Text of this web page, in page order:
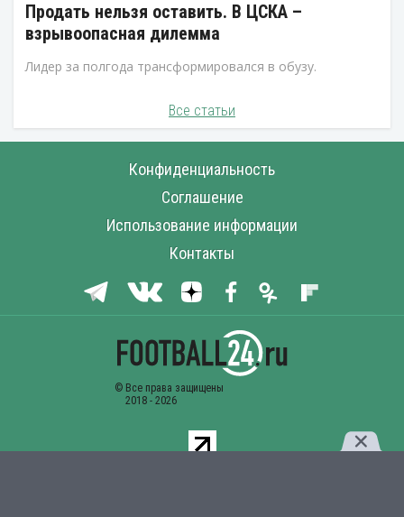
Продать нельзя оставить. В ЦСКА –
взрывоопасная дилемма
Лидер за полгода трансформировался в обузу.
Все статьи
Конфиденциальность
Соглашение
Использование информации
Контакты